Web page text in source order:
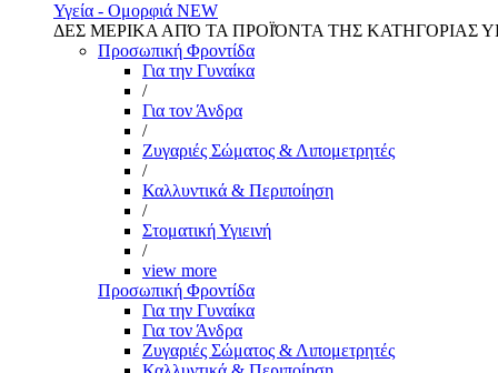
Υγεία - Ομορφιά NEW
ΔΕΣ ΜΕΡΙΚΑ ΑΠΌ ΤΑ ΠΡΟΪΌΝΤΑ ΤΗΣ ΚΑΤΗΓΟΡΙΑΣ
Προσωπική Φροντίδα
Για την Γυναίκα
/
Για τον Άνδρα
/
Ζυγαριές Σώματος & Λιπομετρητές
/
Καλλυντικά & Περιποίηση
/
Στοματική Υγιεινή
/
view more
Προσωπική Φροντίδα
Για την Γυναίκα
Για τον Άνδρα
Ζυγαριές Σώματος & Λιπομετρητές